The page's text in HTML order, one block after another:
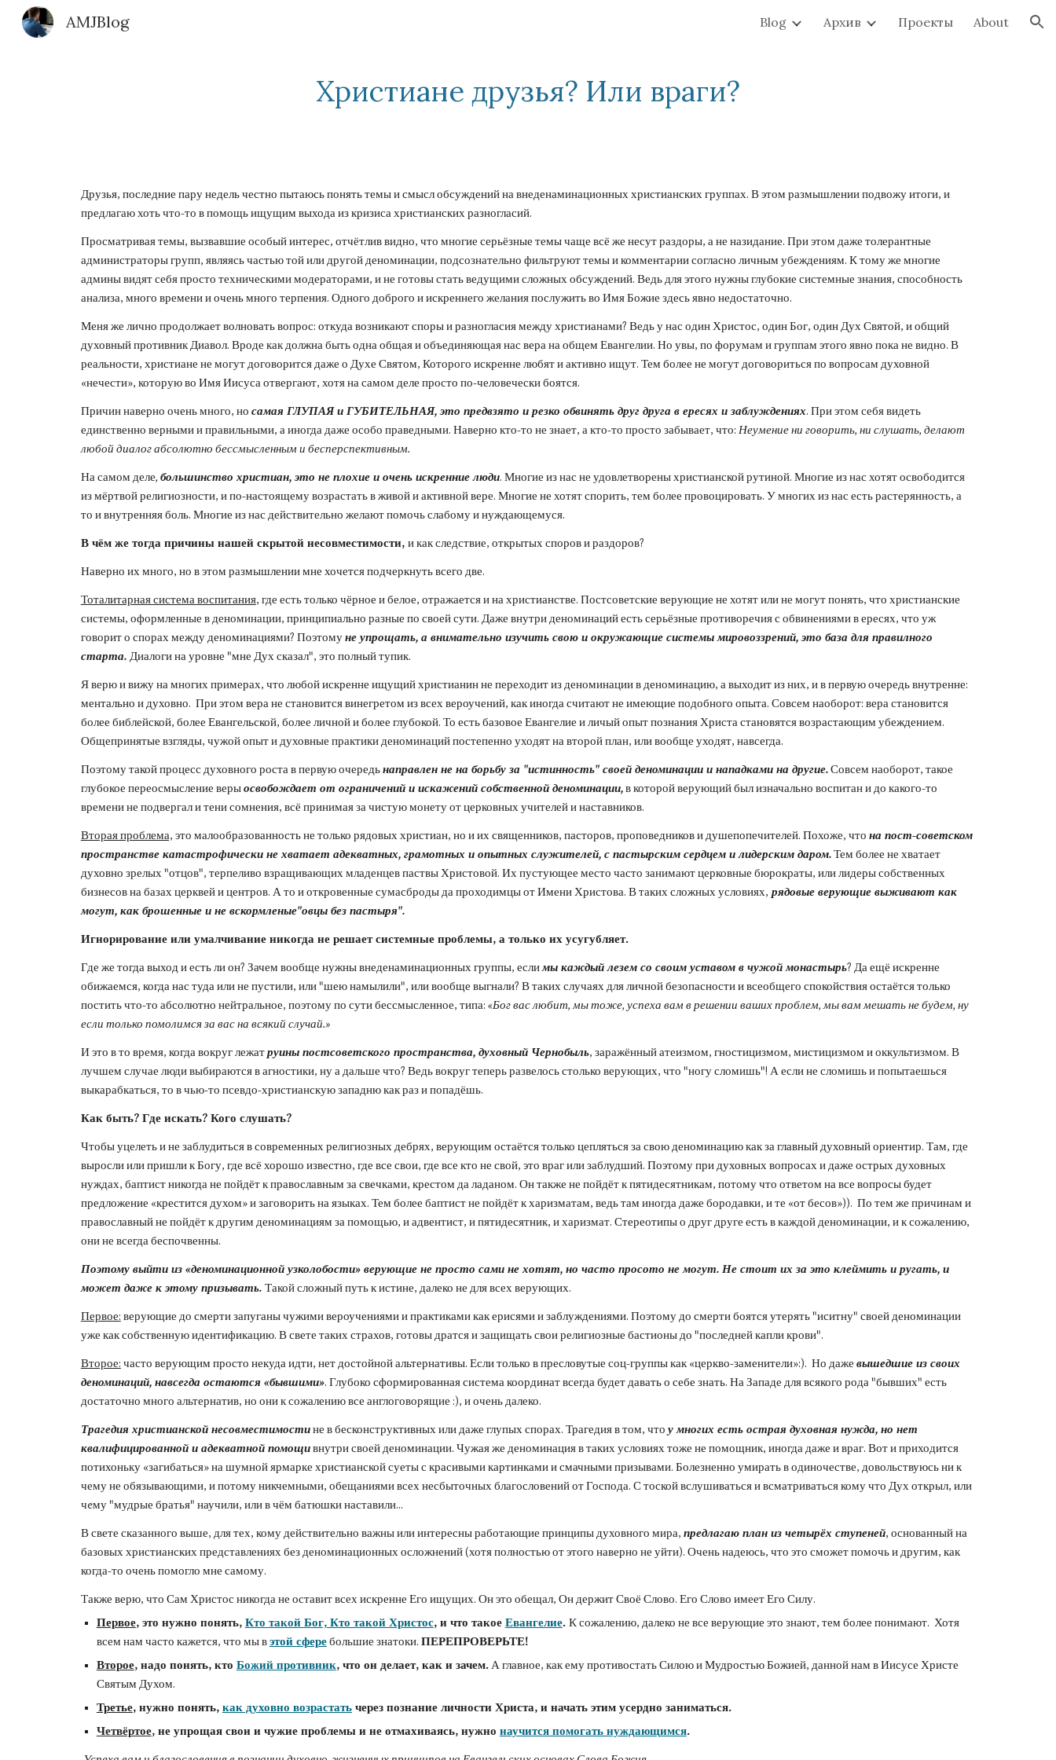
AMJBlog Blog Архив Проекты About
Христиане друзья? Или враги?
Друзья, последние пару недель честно пытаюсь понять темы и смысл обсуждений на внеденаминационных христианских группах. В этом размышлении подвожу итоги, и
предлагаю хоть что-то в помощь ищущим выхода из кризиса христианских разногласий.
Просматривая темы, вызвавшие особый интерес, отчётлив видно, что многие серьёзные темы чаще всё же несут раздоры, а не назидание. При этом даже толерантные
администраторы групп, являясь частью той или другой деноминации, подсознательно фильтруют темы и комментарии согласно личным убеждениям. К тому же многие
админы видят себя просто техническими модераторами, и не готовы стать ведущими сложных обсуждений. Ведь для этого нужны глубокие системные знания, способность
анализа, много времени и очень много терпения. Одного доброго и искреннего желания послужить во Имя Божие здесь явно недостаточно.
Меня же лично продолжает волновать вопрос: откуда возникают споры и разногласия между христианами? Ведь у нас один Христос, один Бог, один Дух Святой, и общий
духовный противник Диавол. Вроде как должна быть одна общая и объединяющая нас вера на общем Евангелии. Но увы, по форумам и группам этого явно пока не видно. В
реальности, христиане не могут договорится даже о Духе Святом, Которого искренне любят и активно ищут. Тем более не могут договориться по вопросам духовной
«нечести», которую во Имя Иисуса отвергают, хотя на самом деле просто по-человечески боятся.
Причин наверно очень много, но самая ГЛУПАЯ и ГУБИТЕЛЬНАЯ, это предвзято и резко обвинять друг друга в ересях и заблуждениях. При этом себя видеть
единственно верными и правильными, а иногда даже особо праведными. Наверно кто-то не знает, а кто-то просто забывает, что: Неумение ни говорить, ни слушать, делают
любой диалог абсолютно бессмысленным и бесперспективным.
На самом деле, большинство христиан, это не плохие и очень искренние люди. Многие из нас не удовлетворены христианской рутиной. Многие из нас хотят освободится
из мёртвой религиозности, и по-настоящему возрастать в живой и активной вере. Многие не хотят спорить, тем более провоцировать. У многих из нас есть растерянность, а
то и внутренняя боль. Многие из нас действительно желают помочь слабому и нуждающемуся.
В чём же тогда причины нашей скрытой несовместимости, и как следствие, открытых споров и раздоров?
Наверно их много, но в этом размышлении мне хочется подчеркнуть всего две.
Тоталитарная система воспитания, где есть только чёрное и белое, отражается и на христианстве. Постсоветские верующие не хотят или не могут понять, что христианские
системы, оформленные в деноминации, принципиально разные по своей сути. Даже внутри деноминаций есть серьёзные противоречия с обвинениями в ересях, что уж
говорит о спорах между деноминациями? Поэтому не упрощать, а внимательно изучить свою и окружающие системы мировоззрений, это база для правилного
старта. Диалоги на уровне "мне Дух сказал", это полный тупик.
Я верю и вижу на многих примерах, что любой искренне ищущий христианин не переходит из деноминации в деноминацию, а выходит из них, и в первую очередь внутренне:
ментально и духовно.  При этом вера не становится винегретом из всех вероучений, как иногда считают не имеющие подобного опыта. Совсем наоборот: вера становится
более библейской, более Евангельской, более личной и более глубокой. То есть базовое Евангелие и личый опыт познания Христа становятся возрастающим убеждением.
Общепринятые взгляды, чужой опыт и духовные практики деноминаций постепенно уходят на второй план, или вообще уходят, навсегда.
Поэтому такой процесс духовного роста в первую очередь направлен не на борьбу за "истинность" своей деноминации и нападками на другие. Совсем наоборот, такое
глубокое переосмысление веры освобождает от ограничений и искажений собственной деноминации, в которой верующий был изначально воспитан и до какого-то
времени не подвергал и тени сомнения, всё принимая за чистую монету от церковных учителей и наставников.
Вторая проблема, это малообразованность не только рядовых христиан, но и их священников, пасторов, проповедников и душепопечителей. Похоже, что на пост-советском
пространстве катастрофически не хватает адекватных, грамотных и опытных служителей, с пастырским сердцем и лидерским даром. Тем более не хватает
духовно зрелых "отцов", терпеливо взращивающих младенцев паствы Христовой. Их пустующее место часто занимают церковные бюрократы, или лидеры собственных
бизнесов на базах церквей и центров. А то и откровенные сумасброды да проходимцы от Имени Христова. В таких сложных условиях, рядовые верующие выживают как
могут, как брошенные и не вскормленые"овцы без пастыря".
Игнорирование или умалчивание никогда не решает системные проблемы, а только их усугубляет.
Где же тогда выход и есть ли он? Зачем вообще нужны внеденаминационных группы, если мы каждый лезем со своим уставом в чужой монастырь? Да ещё искренне
обижаемся, когда нас туда или не пустили, или "шею намылили", или вообще выгнали? В таких случаях для личной безопасности и всеобщего спокойствия остаётся только
постить что-то абсолютно нейтральное, поэтому по сути бессмысленное, типа: «Бог вас любит, мы тоже, успеха вам в решении ваших проблем, мы вам мешать не будем, ну
если только помолимся за вас на всякий случай.»
И это в то время, когда вокруг лежат руины постсоветского пространства, духовный Чернобыль, заражённый атеизмом, гностицизмом, мистицизмом и оккультизмом. В
лучшем случае люди выбираются в агностики, ну а дальше что? Ведь вокруг теперь развелось столько верующих, что "ногу сломишь"! А если не сломишь и попытаешься
выкарабкаться, то в чью-то псевдо-христианскую западню как раз и попадёшь.
Как быть? Где искать? Кого слушать?
Чтобы уцелеть и не заблудиться в современных религиозных дебрях, верующим остаётся только цепляться за свою деноминацию как за главный духовный ориентир. Там, где
выросли или пришли к Богу, где всё хорошо известно, где все свои, где все кто не свой, это враг или заблудший. Поэтому при духовных вопросах и даже острых духовных
нуждах, баптист никогда не пойдёт к православным за свечками, крестом да ладаном. Он также не пойдёт к пятидесятникам, потому что ответом на все вопросы будет
предложение «крестится духом» и заговорить на языках. Тем более баптист не пойдёт к харизматам, ведь там иногда даже бородавки, и те «от бесов»)).  По тем же причинам и
православный не пойдёт к другим деноминациям за помощью, и адвентист, и пятидесятник, и харизмат. Стереотипы о друг друге есть в каждой деноминации, и к сожалению,
они не всегда беспочвенны.
Поэтому выйти из «деноминационной узколобости» верующие не просто сами не хотят, но часто просото не могут. Не стоит их за это клеймить и ругать, и
может даже к этому призывать. Такой сложный путь к истине, далеко не для всех верующих.
Первое: верующие до смерти запуганы чужими вероучениями и практиками как ерисями и заблуждениями. Поэтому до смерти боятся утерять "иситну" своей деноминации
уже как собственную идентификацию. В свете таких страхов, готовы дратся и защищать свои религиозные бастионы до "последней капли крови".
Второе: часто верующим просто некуда идти, нет достойной альтернативы. Если только в пресловутые соц-группы как «церкво-заменители»:).  Но даже вышедшие из своих
деноминаций, навсегда остаются «бывшими». Глубоко сформированная система координат всегда будет давать о себе знать. На Западе для всякого рода "бывших" есть
достаточно много альтернатив, но они к сожалению все англоговорящие :), и очень далеко.
Трагедия христианской несовместимости не в бесконструктивных или даже глупых спорах. Трагедия в том, что у многих есть острая духовная нужда, но нет
квалифицированной и адекватной помощи внутри своей деноминации. Чужая же деноминация в таких условиях тоже не помощник, иногда даже и враг. Вот и приходится
потихоньку «загибаться» на шумной ярмарке христианской суеты с красивыми картинками и смачными призывами. Болезненно умирать в одиночестве, довольствуюсь ни к
чему не обязывающими, и потому никчемными, обещаниями всех несбыточных благословений от Господа. С тоской вслушиваться и всматриваться кому что Дух открыл, или
чeму "мудрые братья" научили, или в чём батюшки наставили...
В свете сказанного выше, для тех, кому действительно важны или интересны работающие принципы духовного мира, предлагаю план из четырёх ступеней, основанный на
базовых христианских представлениях без деноминационных осложнений (хотя полностью от этого наверно не уйти). Очень надеюсь, что это сможет помочь и другим, как
когда-то очень помогло мне самому.
Также верю, что Сам Христос никогда не оставит всех искренне Его ищущих. Он это обещал, Он держит Своё Слово. Его Слово имеет Его Силу.
Первое, это нужно понять, Кто такой Бог, Кто такой Христос, и что такое Евангелие. К сожалению, далеко не все верующие это знают, тем более понимают.  Хотя
всем нам часто кажется, что мы в этой сфере большие знатоки. ПЕРЕПРОВЕРЬТЕ!
Второе, надо понять, кто Божий противник, что он делает, как и зачем. А главное, как ему противостать Силою и Мудростью Божией, данной нам в Иисусе Христе
Святым Духом.
Третье, нужно понять, как духовно возрастать через познание личности Христа, и начать этим усердно заниматься.
Четвёртое, не упрощая свои и чужие проблемы и не отмахиваясь, нужно научится помогать нуждающимся.